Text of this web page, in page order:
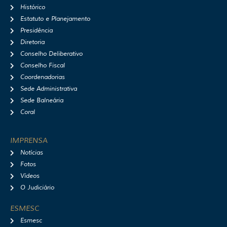
r
Histórico
Estatuto e Planejamento
Presidência
Diretoria
Conselho Deliberativo
Conselho Fiscal
Coordenadorias
Sede Administrativa
Sede Balneária
Coral
IMPRENSA
Notícias
Fotos
Vídeos
O Judiciário
ESMESC
Esmesc